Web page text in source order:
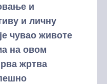
и
и личну
чувао животе
на овом
жртва